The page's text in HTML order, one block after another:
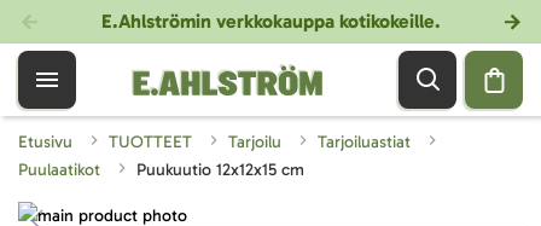
E.Ahlströmin verkkokauppa kotikokeille.
Etusivu TUOTTEET Tarjoilu
Tarjoiluastiat
Puulaatikot
Puukuutio 12x12x15 cm
Skip